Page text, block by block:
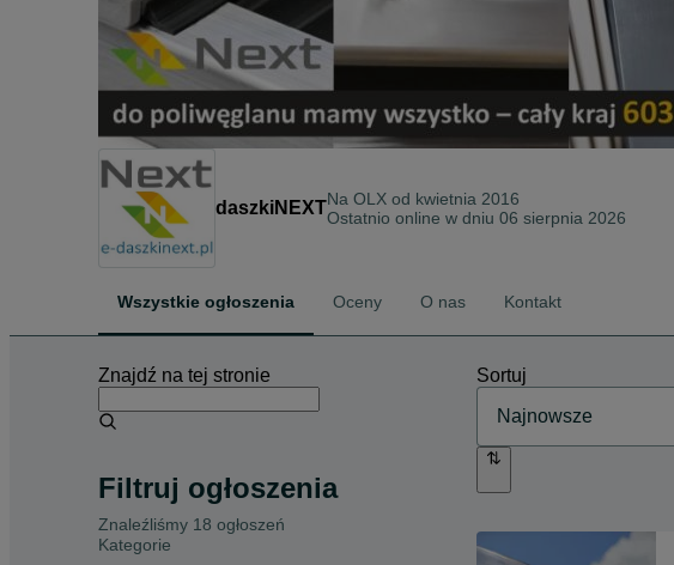
daszkiNEXTNa OLX od kwietnia 2016
Ostatnio online w dniu 06 sierpnia 2026
Wszystkie ogłoszenia Oceny O nas Kontakt
Znajdź na tej stronie
Filtruj ogłoszenia
Znaleźliśmy 18 ogłoszeń
Kategorie
Sortuj